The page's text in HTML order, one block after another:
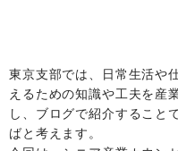
東京支部では、日常生活や
えるための知識や工夫を産
し、ブログで紹介すること
ばと考えます。